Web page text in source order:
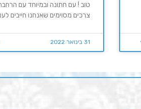
טוב ! עם חתונה ובמיוחד עם
צרכים מסוימים שאנחנו חייבים
31 בינואר 2022